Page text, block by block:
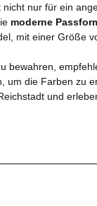
nur für ein
moderne
mit einer Größe
bewahren,
um die Farben zu
und